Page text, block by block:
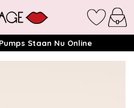
Staan Nu Online